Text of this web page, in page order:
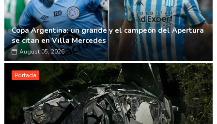
Copa Argentina: un grande y el campeón del Apertura
se citan en Villa Mercedes
August 05, 2026
Portada